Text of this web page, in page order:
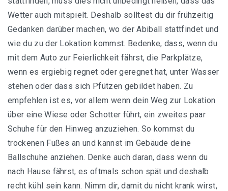
Abiballkleid in Duisburg
Abiballkleid in Hamburg
Seidenkleider
Tüllkleider
Wetter auch mitspielt. Deshalb solltest du dir frühzeitig
Gedanken darüber machen, wo der Abiball stattfindet und
wie du zu der Lokation kommst. Bedenke, dass, wenn du
mit dem Auto zur Feierlichkeit fährst, die Parkplätze,
wenn es ergiebig regnet oder geregnet hat, unter Wasser
stehen oder dass sich Pfützen gebildet haben. Zu
empfehlen ist es, vor allem wenn dein Weg zur Lokation
über eine Wiese oder Schotter führt, ein zweites paar
Schuhe für den Hinweg anzuziehen. So kommst du
trockenen Fußes an und kannst im Gebäude deine
Ballschuhe anziehen. Denke auch daran, dass wenn du
nach Hause fährst, es oftmals schon spät und deshalb
recht kühl sein kann. Nimm dir, damit du nicht krank wirst,